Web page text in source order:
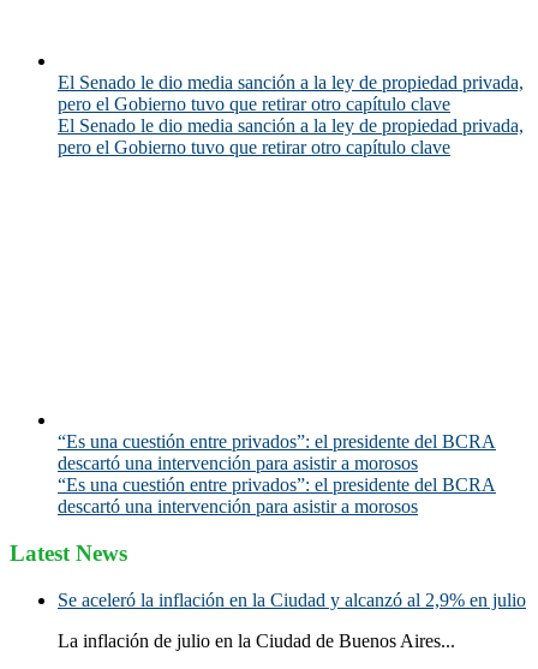
El Senado le dio media sanción a la ley de propiedad privada,
pero el Gobierno tuvo que retirar otro capítulo clave
El Senado le dio media sanción a la ley de propiedad privada,
pero el Gobierno tuvo que retirar otro capítulo clave
“Es una cuestión entre privados”: el presidente del BCRA
descartó una intervención para asistir a morosos
“Es una cuestión entre privados”: el presidente del BCRA
descartó una intervención para asistir a morosos
Latest News
Se aceleró la inflación en la Ciudad y alcanzó al 2,9% en julio
La inflación de julio en la Ciudad de Buenos Aires...